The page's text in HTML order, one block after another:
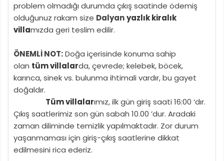
problem olmadığı durumda çıkış saatinde ödemiş
olduğunuz rakam size Dalyanyazlık kiralık
villamızda geri teslim edilir.
ÖNEMLİ NOT:Doğa içerisinde konuma sahip
olan tüm villalarda, çevrede; kelebek, böcek,
karınca, sinek vs. bulunma ihtimali vardır, bu gayet
doğaldır.
Tüm villalarımız, ilk gün giriş saati 16:00 ‘dır.
Çıkış saatlerimiz son gün sabah 10.00 ’dur. Aradaki
zaman diliminde temizlik yapılmaktadır. Zor durum
yaşanmaması için giriş-çıkış saatlerine dikkat
edilmesini rica ederiz.